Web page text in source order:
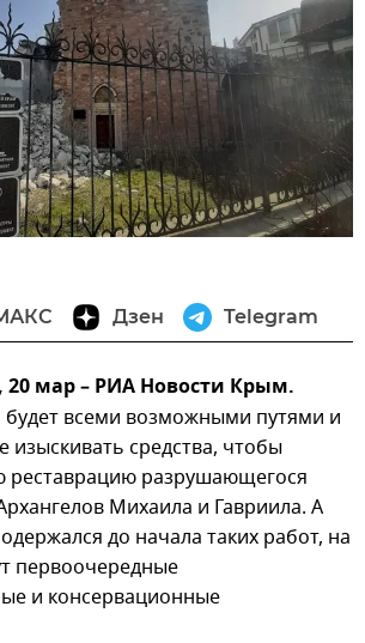
Дзен Telegram
мар – РИА Новости Крым.
всеми возможными путями и
изыскивать средства, чтобы
реставрацию разрушающегося
Михаила и Гавриила. А
до начала таких работ, на
первоочередные
и консервационные